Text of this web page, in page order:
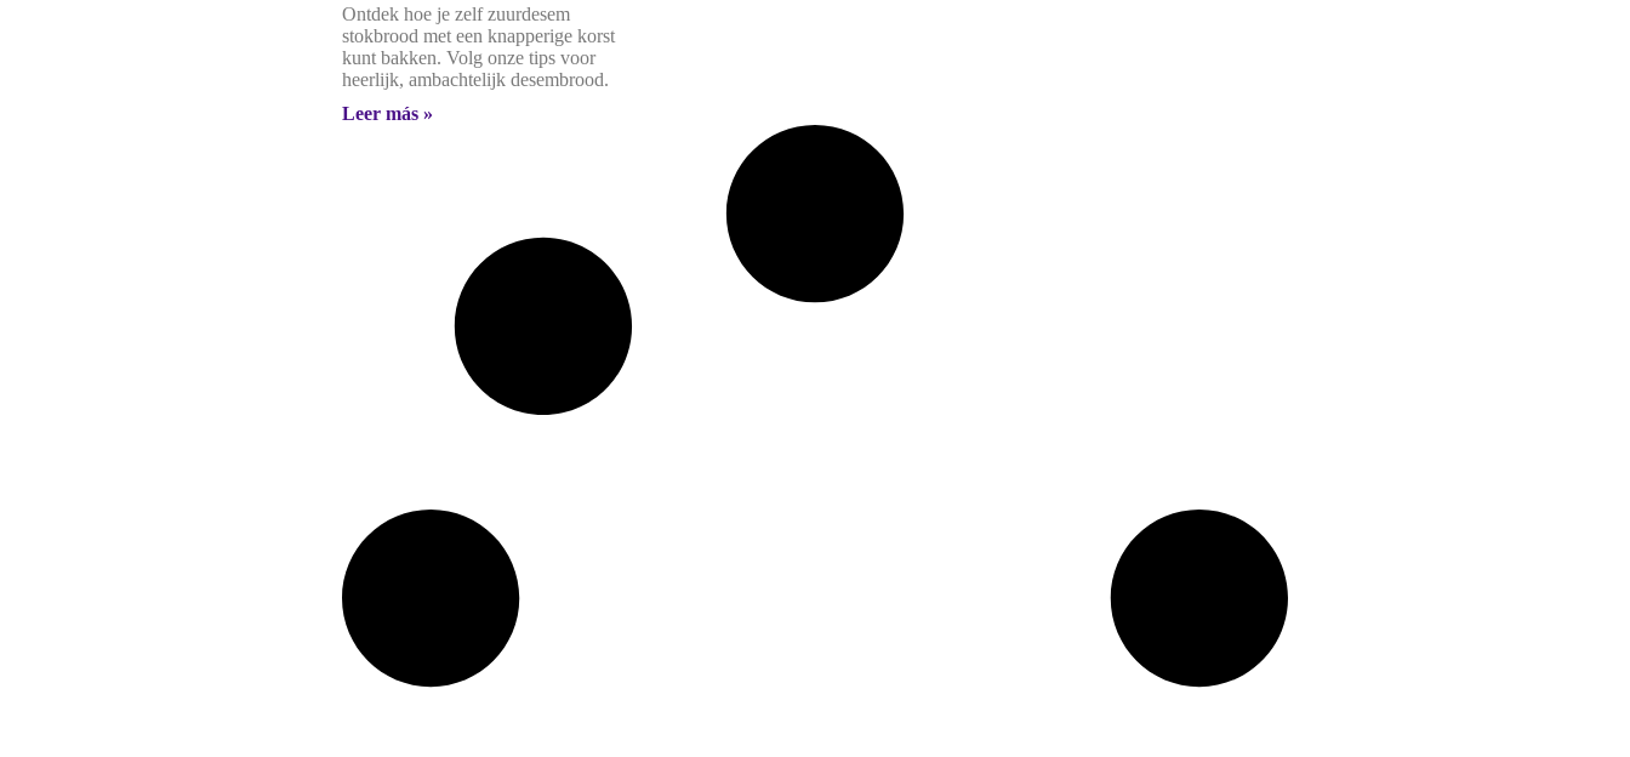
Ontdek hoe je zelf zuurdesem
stokbrood met een knapperige korst
kunt bakken. Volg onze tips voor
heerlijk, ambachtelijk desembrood.
Leer más »